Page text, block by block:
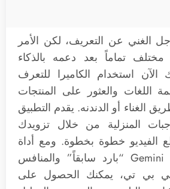
الغني عن التعريف، لكن الأمر
تماماً بعد دعمه بالذكاء
الآن استخدام الكاميرا للتعرف
اللغات والعثور على المنتجات
الغناء أو الدندنه. يقدم التطبيق
المنزلية من خلال تزويدك
الفيديو خطوة بخطوة. ومع أداة
الذكاء الاصطناعي Gemini “بارد سابقاً” والمنافس
بي تي، يمكنك الحصول على